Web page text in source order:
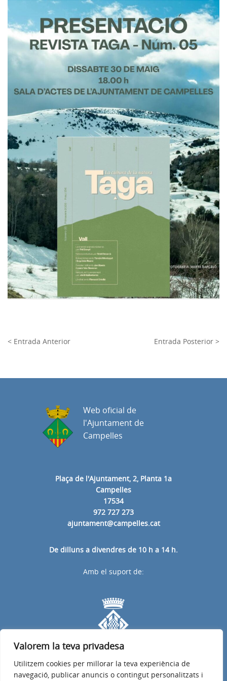
Valorem la teva privadesa
Utilitzem cookies per millorar la teva experiència de
navegació, publicar anuncis o contingut personalitzats i
< Entrada Anterior Entrada Posterior >
Plaça de l'Ajuntament, 2, Planta 1a
Campelles
17534
972 727 273
ajuntament@campelles.cat
De dilluns a divendres de 10 h a 14 h.
Web oficial de
l'Ajuntament de
Campelles
Amb el suport de: